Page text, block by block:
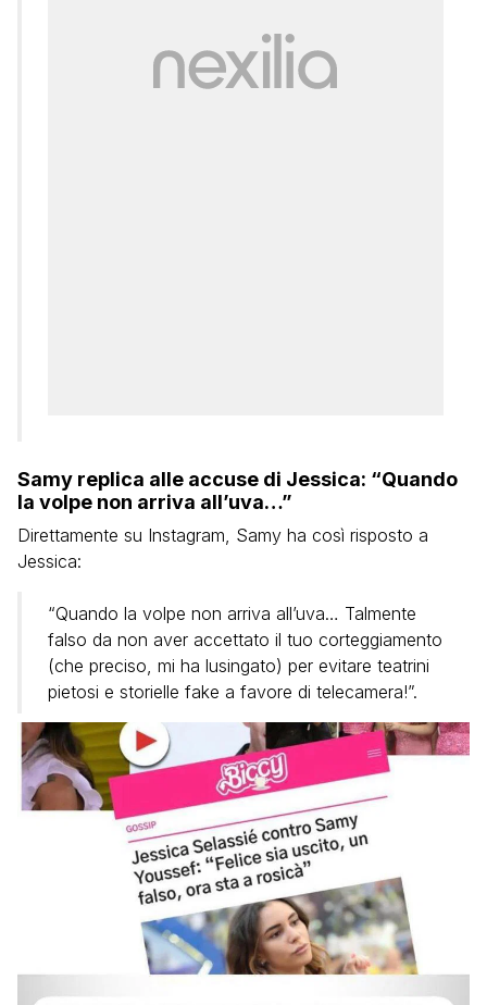
Samy replica alle accuse di Jessica: “Quando
la volpe non arriva all’uva…”
Direttamente su Instagram, Samy ha così risposto a
Jessica:
“Quando la volpe non arriva all’uva… Talmente
falso da non aver accettato il tuo corteggiamento
(che preciso, mi ha lusingato) per evitare teatrini
pietosi e storielle fake a favore di telecamera!”.